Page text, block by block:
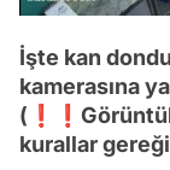
İşte kan
kamerasına
kurallar